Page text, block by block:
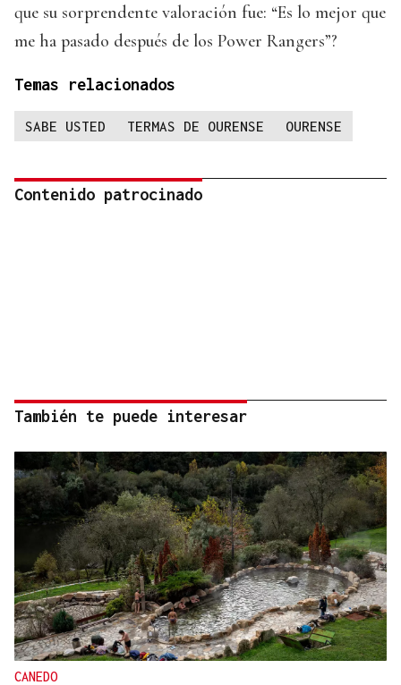
que su sorprendente valoración fue: “Es lo mejor que
me ha pasado después de los Power Rangers”?
Temas relacionados
SABE USTED TERMAS DE OURENSE OURENSE
Contenido patrocinado
También te puede interesar
CANEDO